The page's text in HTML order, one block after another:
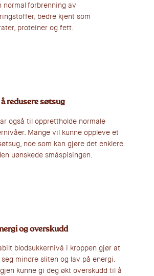
normal forbrenning av
bedre kjent som
proteiner og fett.
redusere søtsug
også til opprettholde normale
Mange vil kunne oppleve et
noe som kan gjøre det enklere
uønskede småspisingen.
og overskudd
blodsukkernivå i kroppen gjør at
mindre sliten og lav på energi.
kunne gi deg økt overskudd til å